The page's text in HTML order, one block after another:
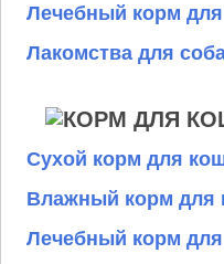
Лечебный корм для
Лакомства для
Сухой корм для
Влажный корм для
Лечебный корм